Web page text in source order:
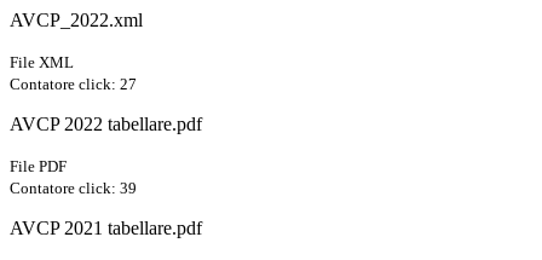
AVCP_2022.xml
File XML
Contatore click: 27
AVCP 2022 tabellare.pdf
File PDF
Contatore click: 39
AVCP 2021 tabellare.pdf